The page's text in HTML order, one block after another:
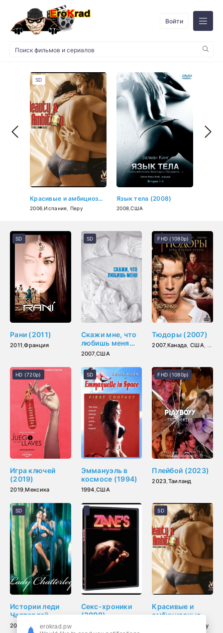
Войти
Красивые и амбициозные (2006)
2006 ,Испания Перу
SD
Язык тела (2008)
2008 ,США
Рани (2011)
2011,Франция
SD
Скажи мне, что
любишь меня
(2007)
2007,США
SD
Тюдоры (2007)
2007,Канада, США,
FHD (1080p)
Игра ключей
(2019)
2019,Мексика
HD (720p)
Эммануэль в
космосе (1994)
1994,США
SD
Плейбой (2023)
2023,Таиланд
FHD (1080p)
Истории леди
Чаттерлей
(2000)
2000 США
SD
Секс-хроники
(2008)
Красивые и
амбициозные
Перу
SD
erokrad.pw